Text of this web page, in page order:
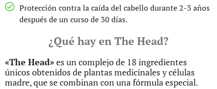
Protección contra la caída del cabello durante 2-3 años
después de un curso de 30 días.
¿Qué hay en The Head?
«The Head»es un complejo de 18 ingredientes
únicos obtenidos de plantas medicinales y células
madre, que se combinan con una fórmula especial.